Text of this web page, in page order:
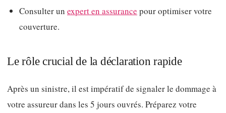
Consulter un expert en assurance pour optimiser votre
couverture.
Le rôle crucial de la déclaration rapide
Après un sinistre, il est impératif de signaler le dommage à
votre assureur dans les 5 jours ouvrés. Préparez votre